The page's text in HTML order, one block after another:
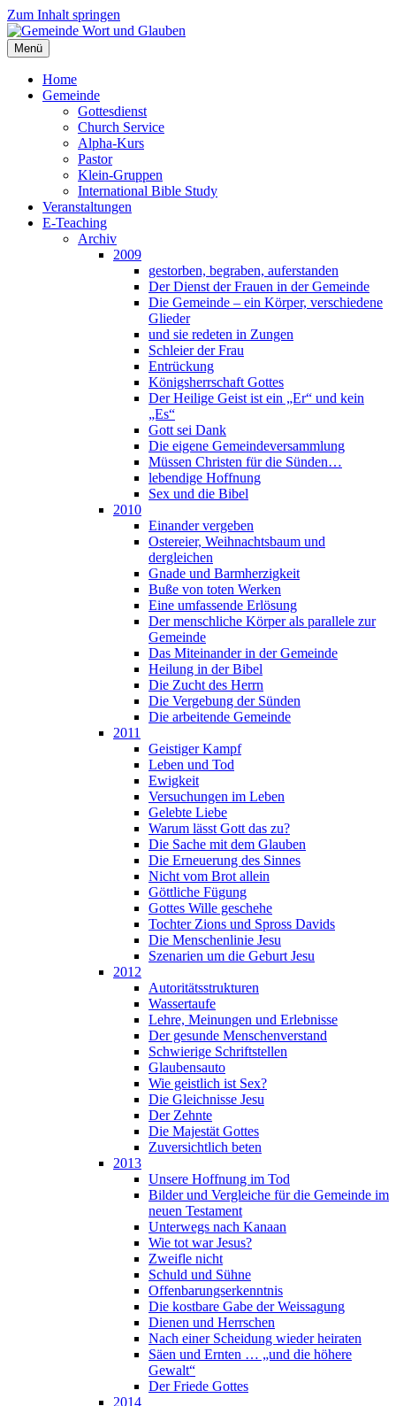
Zum Inhalt springen
Menü
Home
Gemeinde
Gottesdienst
Church Service
Alpha-Kurs
Pastor
Klein-Gruppen
International Bible Study
Veranstaltungen
E-Teaching
Archiv
2009
gestorben, begraben, auferstanden
Der Dienst der Frauen in der Gemeinde
Die Gemeinde – ein Körper, verschiedene
Glieder
und sie redeten in Zungen
Schleier der Frau
Entrückung
Königsherrschaft Gottes
Der Heilige Geist ist ein „Er“ und kein
„Es“
Gott sei Dank
Die eigene Gemeindeversammlung
Müssen Christen für die Sünden…
lebendige Hoffnung
Sex und die Bibel
2010
Einander vergeben
Ostereier, Weihnachtsbaum und
dergleichen
Gnade und Barmherzigkeit
Buße von toten Werken
Eine umfassende Erlösung
Der menschliche Körper als parallele zur
Gemeinde
Das Miteinander in der Gemeinde
Heilung in der Bibel
Die Zucht des Herrn
Die Vergebung der Sünden
Die arbeitende Gemeinde
2011
Geistiger Kampf
Leben und Tod
Ewigkeit
Versuchungen im Leben
Gelebte Liebe
Warum lässt Gott das zu?
Die Sache mit dem Glauben
Die Erneuerung des Sinnes
Nicht vom Brot allein
Göttliche Fügung
Gottes Wille geschehe
Tochter Zions und Spross Davids
Die Menschenlinie Jesu
Szenarien um die Geburt Jesu
2012
Autoritätsstrukturen
Wassertaufe
Lehre, Meinungen und Erlebnisse
Der gesunde Menschenverstand
Schwierige Schriftstellen
Glaubensauto
Wie geistlich ist Sex?
Die Gleichnisse Jesu
Der Zehnte
Die Majestät Gottes
Zuversichtlich beten
2013
Unsere Hoffnung im Tod
Bilder und Vergleiche für die Gemeinde im
neuen Testament
Unterwegs nach Kanaan
Wie tot war Jesus?
Zweifle nicht
Schuld und Sühne
Offenbarungserkenntnis
Die kostbare Gabe der Weissagung
Dienen und Herrschen
Nach einer Scheidung wieder heiraten
Säen und Ernten … „und die höhere
Gewalt“
Der Friede Gottes
2014